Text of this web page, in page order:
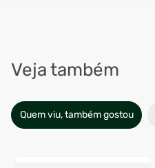
Veja também
Quem viu, também gostou